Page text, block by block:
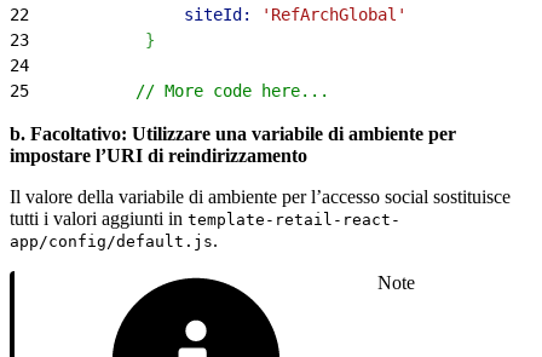
22
                siteId:
'RefArchGlobal'
23
}
24
25
           // More code here...
b. Facoltativo: Utilizzare una variabile di ambiente per
impostare l’URI di reindirizzamento
Il valore della variabile di ambiente per l’accesso social sostituisce
tutti i valori aggiunti in template-retail-react-
app/config/default.js.
Note